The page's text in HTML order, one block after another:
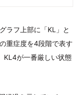
ラフ上部に「KL」と
重症度を4段階で表す
KL4が一番厳しい状態